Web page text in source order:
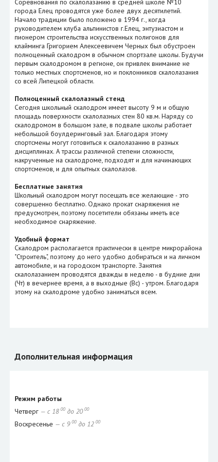
Соревнования по скалолазанию в средней школе №10
города Елец проводятся уже более двух десятилетий.
Начало традиции было положено в 1994 г., когда
руководителем клуба альпинистов г.Елец, энтузиастом и
пионером строительства искусственных полигонов для
клайминга Григорием Алексеевичем Черных был обустроен
полноценный скалодром в обычном спортзале школы. Будучи
первым скалодромом в регионе, он привлек внимание не
только местных спортсменов, но и поклонников скалолазания
со всей Липецкой области.
Полноценный скалолазный стенд
Сегодня школьный скалодром имеет высоту 9 м и общую
площадь поверхности скалолазных стен 80 кв.м. Наряду со
скалодромом в большом зале, в подвале школы работает
небольшой боулдеринговый зал. Благодаря этому
спортсмены могут готовиться к скалолазанию в разных
дисциплинах. А трассы различной степени сложности,
накрученные на скалодроме, подходят и для начинающих
спортсменов, и для опытных скалолазов.
Бесплатные занятия
Школьный скалодром могут посещать все желающие - это
совершенно бесплатно. Однако прокат снаряжения не
предусмотрен, поэтому посетители обязаны иметь все
необходимое снаряжение.
Удобный формат
Скалодром располагается практически в центре микрорайона
"Строитель", поэтому до него удобно добираться и на личном
автомобиле, и на городском транспорте. Занятия
скалолазанием проводятся дважды в неделю - в будние дни
(Чт) в вечернее время, а в выходные (Вс) - утром. Благодаря
этому на скалодроме удобно заниматься всем.
Дополнительная информация
Режим работы
Четверг — с 18 00до 20 00
Воскресенье — с 9 00до 12 00